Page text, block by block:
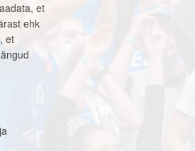
et
ehk
et